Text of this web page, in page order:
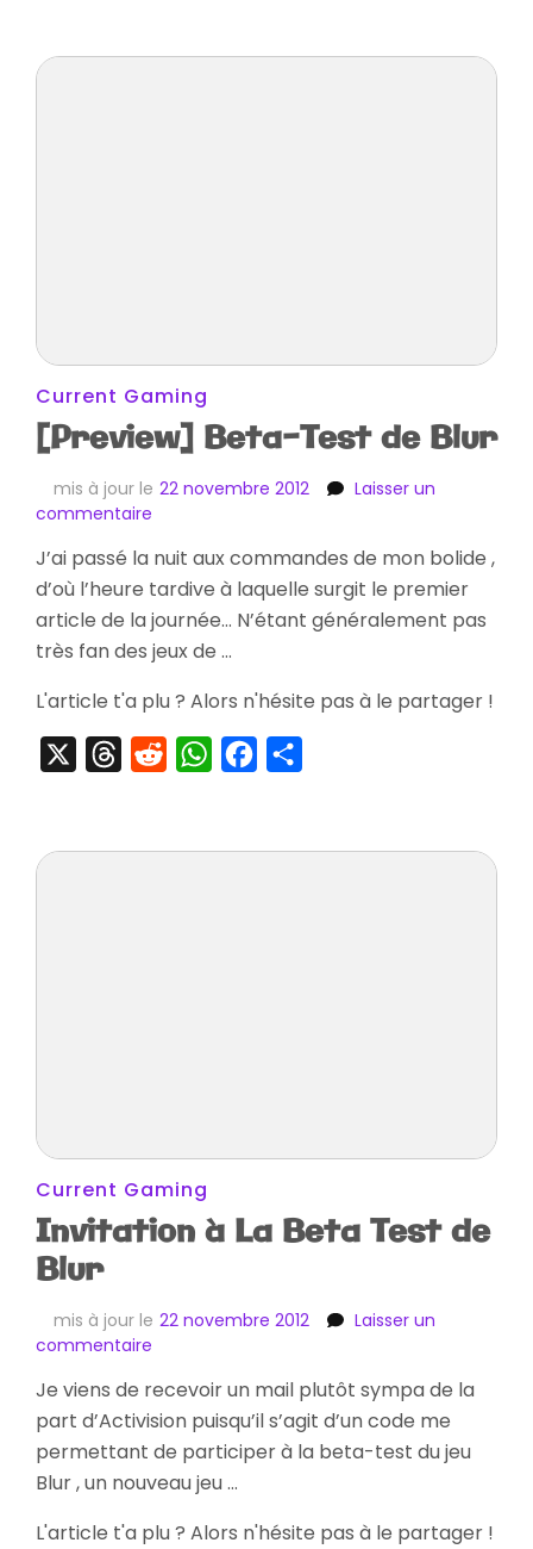
Current Gaming
[Preview] Beta-Test de Blur
mis à jour le 22 novembre 2012
Laisser un
commentaire
Beta-
Test
de
Blur
J’ai passé la nuit aux commandes de mon bolide ,
d’où l’heure tardive à laquelle surgit le premier
article de la journée… N’étant généralement pas
très fan des jeux de …
L'article t'a plu ? Alors n'hésite pas à le partager !
ThreadsRedditWhatsAppFacebook
Current Gaming
Invitation à La Beta Test de
Blur
mis à jour le 22 novembre 2012
Laisser un
commentaire
à
La
Beta
Test
de
Blur
Je viens de recevoir un mail plutôt sympa de la
part d’Activision puisqu’il s’agit d’un code me
permettant de participer à la beta-test du jeu
Blur , un nouveau jeu …
L'article t'a plu ? Alors n'hésite pas à le partager !